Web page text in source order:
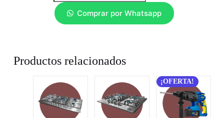
Comprar por Whatsapp
Productos relacionados
¡OFERTA!